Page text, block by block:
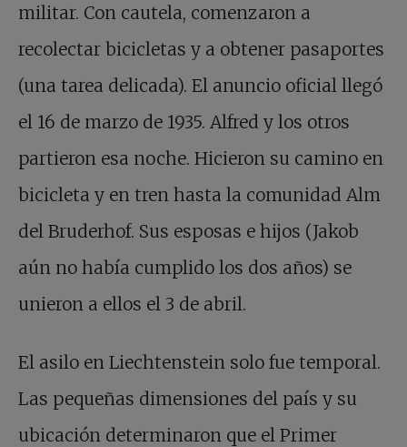
militar. Con cautela, comenzaron a
recolectar bicicletas y a obtener pasaportes
(una tarea delicada). El anuncio oficial llegó
el 16 de marzo de 1935. Alfred y los otros
partieron esa noche. Hicieron su camino en
bicicleta y en tren hasta la comunidad Alm
del Bruderhof. Sus esposas e hijos (Jakob
aún no había cumplido los dos años) se
unieron a ellos el 3 de abril.
El asilo en Liechtenstein solo fue temporal.
Las pequeñas dimensiones del país y su
ubicación determinaron que el Primer